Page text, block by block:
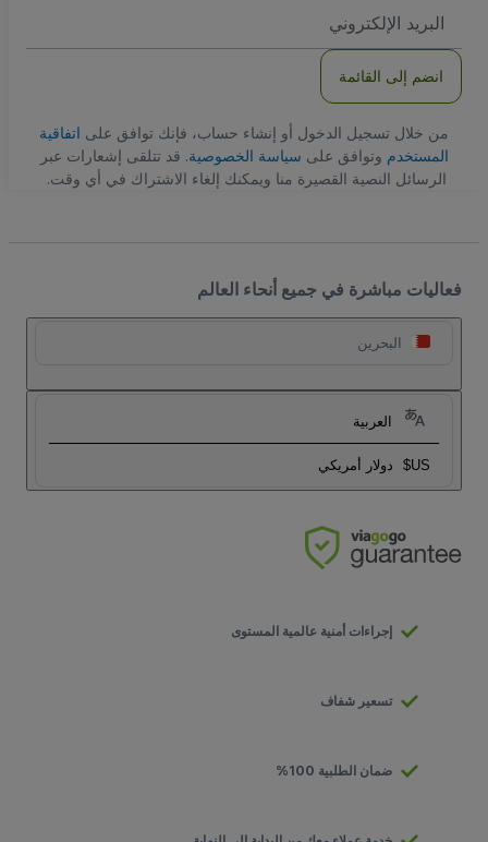
الاكتروني
انضم إلى القائمة
من خلال تسجيل الدخول أو إنشاء حساب، فإنك توافق على اتفاقية
المستخدم وتوافق على سياسة الخصوصية. قد تتلقى إشعارات عبر
الرسائل النصية القصيرة منا ويمكنك إلغاء الاشتراك في أي وقت.
فعاليات مباشرة في جميع أنحاء العالم
البحرين
العربية
US$ دولار أمريكي
إجراءات أمنية عالمية المستوى
تسعير شفاف
ضمان الطلبية 100%